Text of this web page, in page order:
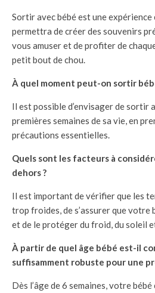
Sortir avec bébé est une
permettra de créer des souvenirs
vous amuser et de profiter de
petit bout de chou.
À quel moment peut-on sortir
Il est possible d’envisager de sortir
premières semaines de sa vie, en
précautions essentielles.
Quels sont les facteurs à
dehors ?
Il est important de vérifier que les
trop froides, de s’assurer que votre
et de le protéger du froid, du soleil
À partir de quel âge bébé est-il
suffisamment robuste pour une
Dès l’âge de 6 semaines, votre